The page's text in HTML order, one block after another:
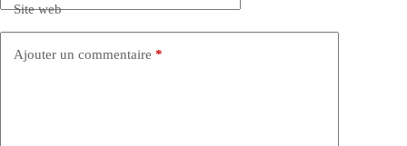
Site web
Ajouter un commentaire *